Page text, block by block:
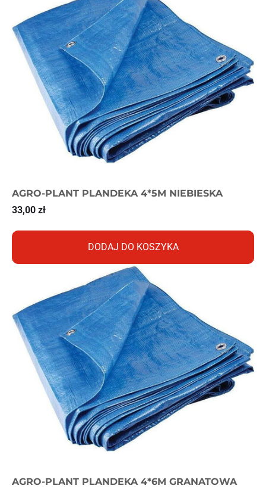
AGRO-PLANT PLANDEKA 4*5M NIEBIESKA
33,00 zł
DODAJ DO KOSZYKA
AGRO-PLANT PLANDEKA 4*6M GRANATOWA